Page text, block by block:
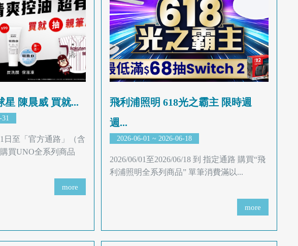
星 陳晨威 買就...
31
日至「官方通路」（含
買UNO全系列商品
more
飛利浦照明 618光之霸主 限時週
週...
2026-06-01 ~ 2026-06-18
2026/06/01至2026/06/18 到 指定通路 購買“飛
利浦照明全系列商品” 單筆消費滿以...
more